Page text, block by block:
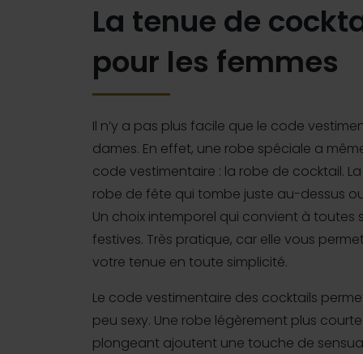
La tenue de
pour les femmes
Il n’y a pas plus facile que le code
dames. En effet, une robe spéciale a
code vestimentaire : la robe de cocktail.
robe de fête qui tombe juste au-dessus
Un choix intemporel qui convient à toutes
festives. Très pratique, car elle vous
votre tenue en toute simplicité.
Le code vestimentaire des cocktails
peu sexy. Une robe légèrement plus
plongeant ajoutent une touche de